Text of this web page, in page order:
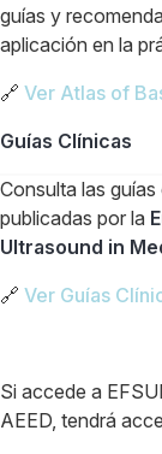
guías y
aplicación en la
🔗 Ver Atlas of
Guías Clínicas
Consulta las
publicadas por la
Ultrasound in
🔗 Ver Guías
Si accede a
AEED, tendrá